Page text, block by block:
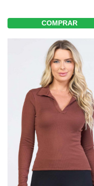
COMPRAR